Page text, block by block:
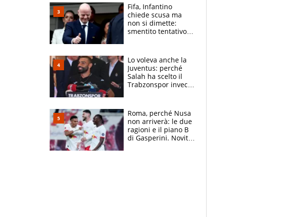
Fifa, Infantino
chiede scusa ma
non si dimette:
smentito tentativo di
Lo voleva anche la
Juventus: perché
Salah ha scelto il
Trabzonspor invece
Roma, perché Nusa
non arriverà: le due
ragioni e il piano B
di Gasperini. Novità